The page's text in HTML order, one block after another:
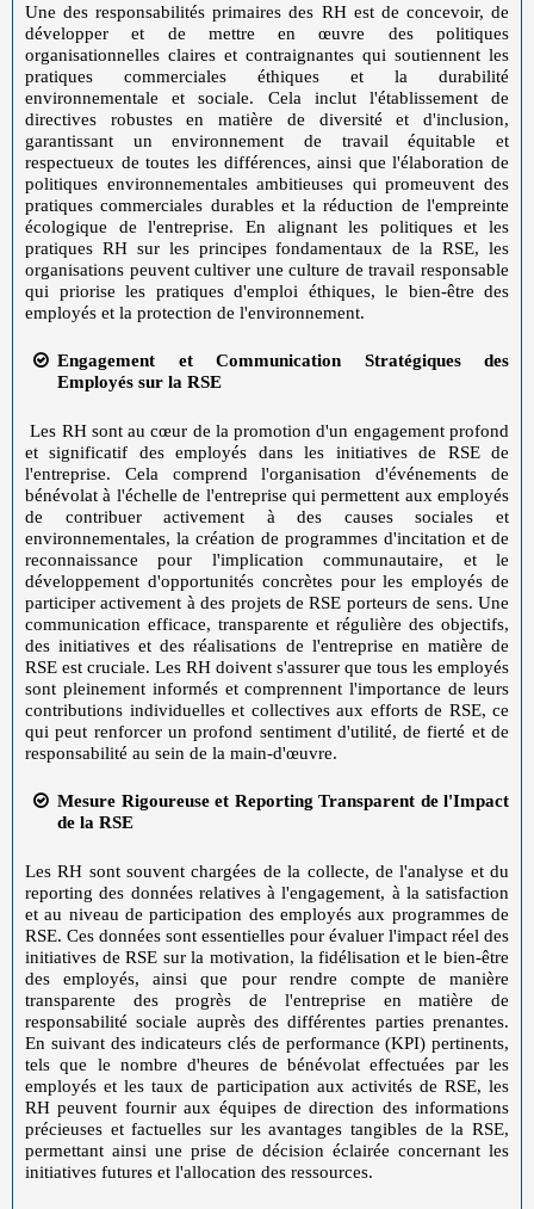
Une des responsabilités primaires des RH est de concevoir, de
développer et de mettre en œuvre des politiques
organisationnelles claires et contraignantes qui soutiennent les
pratiques commerciales éthiques et la durabilité
environnementale et sociale. Cela inclut l'établissement de
directives robustes en matière de diversité et d'inclusion,
garantissant un environnement de travail équitable et
respectueux de toutes les différences, ainsi que l'élaboration de
politiques environnementales ambitieuses qui promeuvent des
pratiques commerciales durables et la réduction de l'empreinte
écologique de l'entreprise. En alignant les politiques et les
pratiques RH sur les principes fondamentaux de la RSE, les
organisations peuvent cultiver une culture de travail responsable
qui priorise les pratiques d'emploi éthiques, le bien-être des
employés et la protection de l'environnement.
Engagement et Communication Stratégiques des
Employés sur la RSE
Les RH sont au cœur de la promotion d'un engagement profond
et significatif des employés dans les initiatives de RSE de
l'entreprise. Cela comprend l'organisation d'événements de
bénévolat à l'échelle de l'entreprise qui permettent aux employés
de contribuer activement à des causes sociales et
environnementales, la création de programmes d'incitation et de
reconnaissance pour l'implication communautaire, et le
développement d'opportunités concrètes pour les employés de
participer activement à des projets de RSE porteurs de sens. Une
communication efficace, transparente et régulière des objectifs,
des initiatives et des réalisations de l'entreprise en matière de
RSE est cruciale. Les RH doivent s'assurer que tous les employés
sont pleinement informés et comprennent l'importance de leurs
contributions individuelles et collectives aux efforts de RSE, ce
qui peut renforcer un profond sentiment d'utilité, de fierté et de
responsabilité au sein de la main-d'œuvre.
Mesure Rigoureuse et Reporting Transparent de l'Impact
de la RSE
Les RH sont souvent chargées de la collecte, de l'analyse et du
reporting des données relatives à l'engagement, à la satisfaction
et au niveau de participation des employés aux programmes de
RSE. Ces données sont essentielles pour évaluer l'impact réel des
initiatives de RSE sur la motivation, la fidélisation et le bien-être
des employés, ainsi que pour rendre compte de manière
transparente des progrès de l'entreprise en matière de
responsabilité sociale auprès des différentes parties prenantes.
En suivant des indicateurs clés de performance (KPI) pertinents,
tels que le nombre d'heures de bénévolat effectuées par les
employés et les taux de participation aux activités de RSE, les
RH peuvent fournir aux équipes de direction des informations
précieuses et factuelles sur les avantages tangibles de la RSE,
permettant ainsi une prise de décision éclairée concernant les
initiatives futures et l'allocation des ressources.